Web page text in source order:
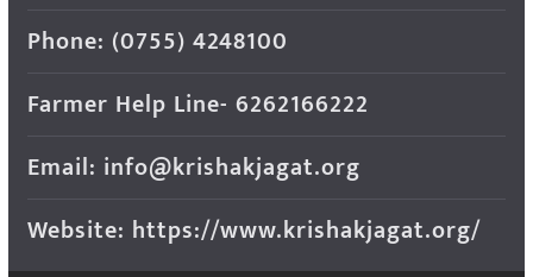
Phone: (0755) 4248100
Farmer Help Line- 6262166222
Email: info@krishakjagat.org
Website: https://www.krishakjagat.org/